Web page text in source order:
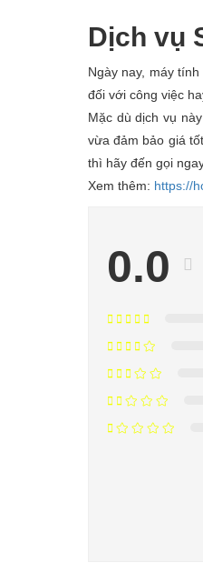
Dịch vụ
Ngày nay, máy
đối với công việc
Mặc dù dịch vụ
vừa đảm bảo giá
thì hãy đến gọi
Xem thêm: https://
0.0